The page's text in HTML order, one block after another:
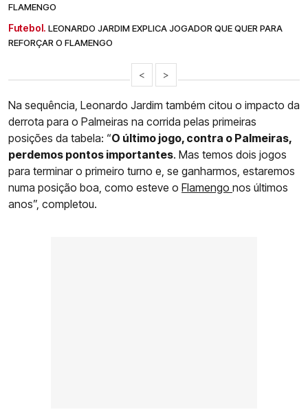
FLAMENGO
Futebol. LEONARDO JARDIM EXPLICA JOGADOR QUE QUER PARA
REFORÇAR O FLAMENGO
< >
Na sequência, Leonardo Jardim também citou o impacto da
derrota para o Palmeiras na corrida pelas primeiras
posições da tabela: “O último jogo, contra o Palmeiras,
perdemos pontos importantes. Mas temos dois jogos
para terminar o primeiro turno e, se ganharmos, estaremos
numa posição boa, como esteve o Flamengo nos últimos
anos”, completou.